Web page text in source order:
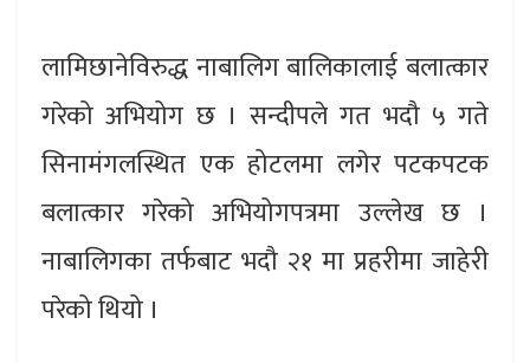
लामिछानेविरुद्ध नाबालिग बालिकालाई बलात्कार
गरेको अभियोग छ । सन्दीपले गत भदौ ५ गते
सिनामंगलस्थित एक होटलमा लगेर पटकपटक
बलात्कार गरेको अभियोगपत्रमा उल्लेख छ ।
नाबालिगका तर्फबाट भदौ २१ मा प्रहरीमा जाहेरी
परेको थियो ।